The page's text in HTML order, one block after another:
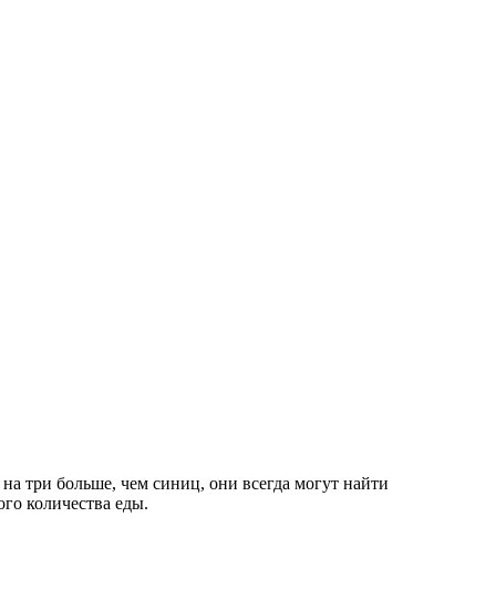
на три больше, чем синиц, они всегда могут найти
количества еды.